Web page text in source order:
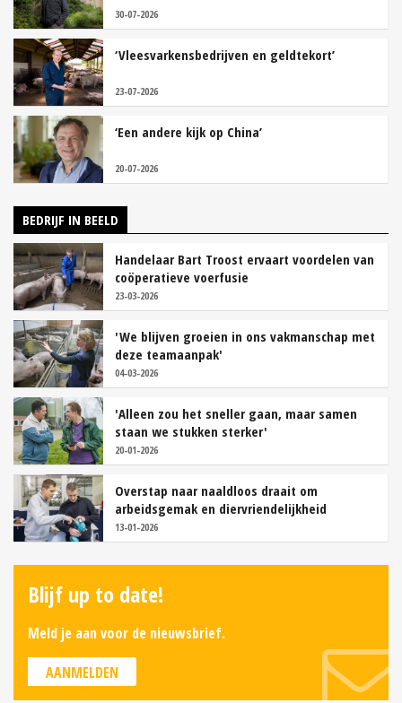
30-07-2026
‘Vleesvarkensbedrijven en geldtekort’
23-07-2026
‘Een andere kijk op China’
20-07-2026
BEDRIJF IN BEELD
Handelaar Bart Troost ervaart voordelen van
coöperatieve voerfusie
23-03-2026
'We blijven groeien in ons vakmanschap met
deze teamaanpak'
04-03-2026
'Alleen zou het sneller gaan, maar samen
staan we stukken sterker'
20-01-2026
Overstap naar naaldloos draait om
arbeidsgemak en diervriendelijkheid
13-01-2026
Blijf up to date!
Meld je aan voor de nieuwsbrief.
AANMELDEN